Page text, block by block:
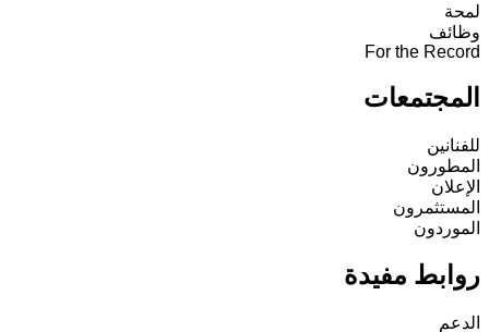
لمحة
وظائف
For the Record
المجتمعات
للفنانين
المطورون
الإعلان
المستثمرون
الموردون
روابط مفيدة
الدعم